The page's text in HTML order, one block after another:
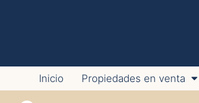
Inicio Propiedades en venta